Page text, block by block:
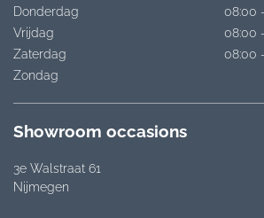
Donderdag
08:00
Vrijdag
08:00
Zaterdag
08:00
Zondag
Showroom occasions
3e Walstraat 61
Nijmegen